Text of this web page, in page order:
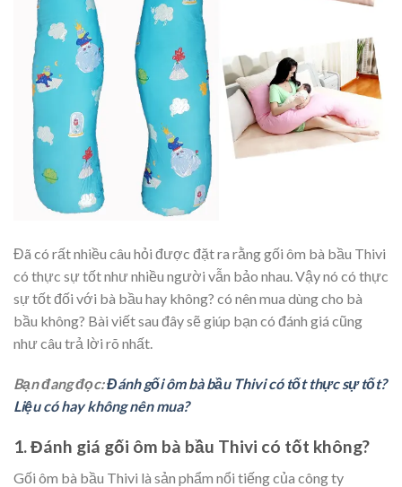
Đã có rất nhiều câu hỏi được đặt ra rằng gối ôm bà bầu Thivi
có thực sự tốt như nhiều người vẫn bảo nhau. Vậy nó có thực
sự tốt đối với bà bầu hay không? có nên mua dùng cho bà
bầu không? Bài viết sau đây sẽ giúp bạn có đánh giá cũng
như câu trả lời rõ nhất.
Bạn đang đọc:Đánh gối ôm bà bầu Thivi có tốt thực sự tốt?
Liệu có hay không nên mua?
1. Đánh giá gối ôm bà bầu Thivi có tốt không?
Gối ôm bà bầu Thivi là sản phẩm nổi tiếng của công ty